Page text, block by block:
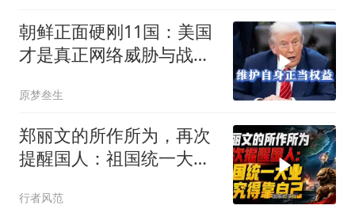
朝鲜正面硬刚11国：美国
才是真正网络威胁与战争
原梦叁生
郑丽文的所作所为，再次
提醒国人：祖国统一大
行者风范